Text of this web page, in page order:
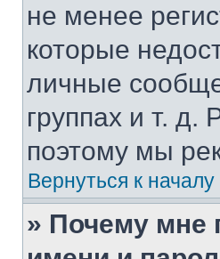
не менее
которые
личные
группах и т. д.
поэтому мы
Вернуться к началу
» Почему мне